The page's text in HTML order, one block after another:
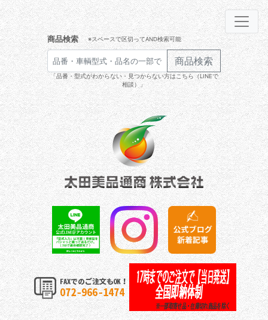
商品検索 ※スペースで区切ってAND検索可能
商品検索
「品番・型式がわからない・見つからない方はこちら（LINEで
相談）」